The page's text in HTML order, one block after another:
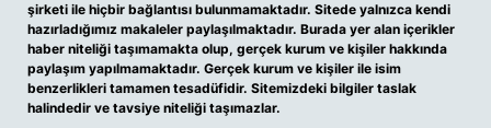
şirketi ile hiçbir bağlantısı bulunmamaktadır. Sitede yalnızca kendi
hazırladığımız makaleler paylaşılmaktadır. Burada yer alan içerikler
haber niteliği taşımamakta olup, gerçek kurum ve kişiler hakkında
paylaşım yapılmamaktadır. Gerçek kurum ve kişiler ile isim
benzerlikleri tamamen tesadüfidir. Sitemizdeki bilgiler taslak
halindedir ve tavsiye niteliği taşımazlar.